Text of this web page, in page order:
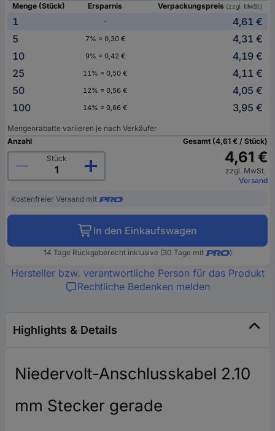
Menge (Stück)
Ersparnis Verpackungspreis (zzgl. MwSt.)
1 -
4,61 €
5
7% = 0,30 €
4,31 €
10
9% = 0,42 €
4,19 €
25
11% = 0,50 €
4,11 €
50
12% = 0,56 €
4,05 €
100
14% = 0,66 € 3,95 €
Mengenrabatte variieren je nach Verkäufer
Anzahl
Stück
Gesamt (4,61 € / Stück)
4,61 €
zzgl. MwSt.
Versand
Kostenfreier Versand mit
In den Einkaufswagen
14 Tage Rückgaberecht inklusive (30 Tage mit )
Hersteller bzw. verantwortliche Person für das Produkt
Rechtliche Bedenken melden
Highlights & Details
Niedervolt-Anschlusskabel 2.10
mm Stecker gerade